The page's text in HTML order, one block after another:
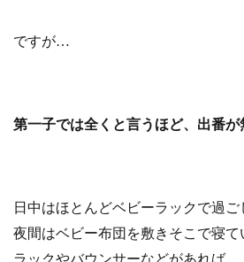
ですが…
第一子では全くと言うほど、出番が
日中はほとんどベビーラックで過ご
夜間はベビー布団を敷きそこで寝て
ラックやバウンサーなどがあれば、